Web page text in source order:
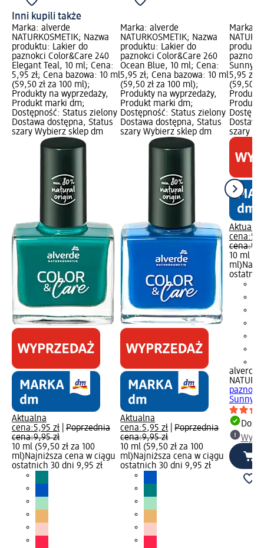
Inni kupili także
Marka: alverde
NATURKOSMETIK; Nazwa
produktu: Lakier do
paznokci Color&Care 240
Elegant Teal, 10 ml; Cena:
5,95 zł; Cena bazowa: 10 ml
(59,50 zł za 100 ml);
Produkty na wyprzedaży,
Produkt marki dm;
Dostępność: Status zielony
Dostawa dostępna, Status
szary Wybierz sklep dm
Aktualna
cena:5,95 zł
Poprzednia
cena:9,95 zł
10 ml (59,50 zł za 100
ml)Najniższa cena w ciągu
ostatnich 30 dni 9,95 zł
Marka: alverde
NATURKOSMETIK; Nazwa
produktu: Lakier do
paznokci Color&Care 260
Ocean Blue, 10 ml; Cena:
5,95 zł; Cena bazowa: 10 ml
(59,50 zł za 100 ml);
Produkty na wyprzedaży,
Produkt marki dm;
Dostępność: Status zielony
Dostawa dostępna, Status
szary Wybierz sklep dm
Aktualna
cena:5,95 zł |Poprzednia
cena:9,95 zł
10 ml (59,50 zł za 100
ml)Najniższa cena w ciągu
ostatnich 30 dni 9,95 zł
Marka:
Sunny
5,95 zł;
(59,50
Produkt
szary
Aktualna
cena:
cena:
10 ml
ml)
alverde
Sunny